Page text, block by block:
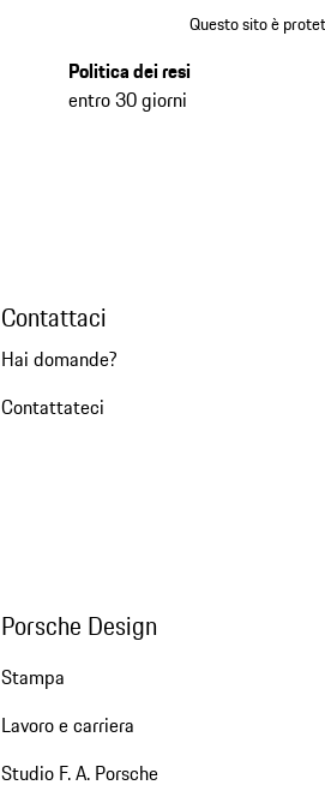
Questo sito è
Politica dei resi
entro 30 giorni
Contattaci
Hai domande?
Contattateci
Porsche Design
Stampa
Lavoro e carriera
Studio F. A. Porsche